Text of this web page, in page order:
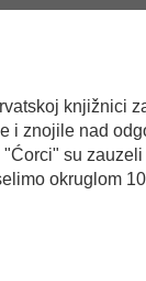
knjižnici
i znojile nad
su
okruglom